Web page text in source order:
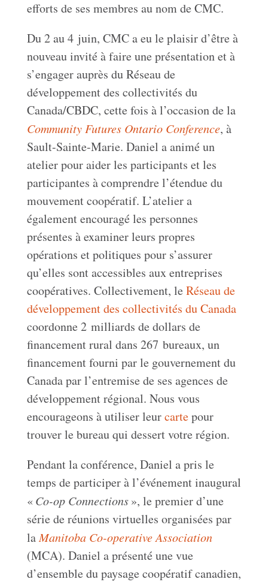
efforts de ses membres au nom de CMC.
Du 2 au 4 juin, CMC a eu le plaisir d’être à
nouveau invité à faire une présentation et à
s’engager auprès du Réseau de
développement des collectivités du
Canada/CBDC, cette fois à l’occasion de la
Community Futures Ontario Conference, à
Sault-Sainte-Marie. Daniel a animé un
atelier pour aider les participants et les
participantes à comprendre l’étendue du
mouvement coopératif. L’atelier a
également encouragé les personnes
présentes à examiner leurs propres
opérations et politiques pour s’assurer
qu’elles sont accessibles aux entreprises
coopératives. Collectivement, leRéseau de
développement des collectivités du Canada
coordonne 2 milliards de dollars de
financement rural dans 267 bureaux, un
financement fourni par le gouvernement du
Canada par l’entremise de ses agences de
développement régional. Nous vous
encourageons à utiliser leurcartepour
trouver le bureau qui dessert votre région.
Pendant la conférence, Daniel a pris le
temps de participer à l’événement inaugural
«Co-op Connections», le premier d’une
série de réunions virtuelles organisées par
laManitoba Co-operative Association
(MCA). Daniel a présenté une vue
d’ensemble du paysage coopératif canadien,